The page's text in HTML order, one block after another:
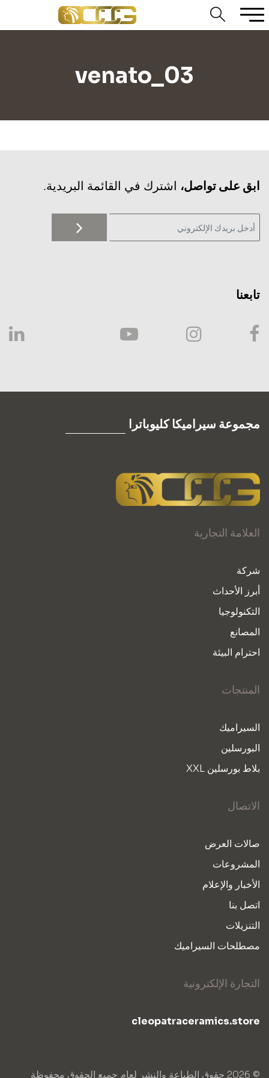
venato_03
‫ابق على تواصل، اشترك في القائمة البريدية.
تابعنا
مجموعة سيراميكا كليوباترا
العلامة التجارية
شركة
أبرز الأحداث
التكنولوجيا
المصانع
احترام البيئة
المنتجات
السيراميك
البورسلين
بلاط بورسلين XXL
الاتصال
صالات العرض
المشروعات
الأخبار والإعلام
اتصل بنا
التنزيلات
مصطلحات السيراميك
التجارة الإلكترونية
cleopatraceramics.store
© 2026 حقوق الطباعة والنشر لعام جميع الحقوق محفوظة